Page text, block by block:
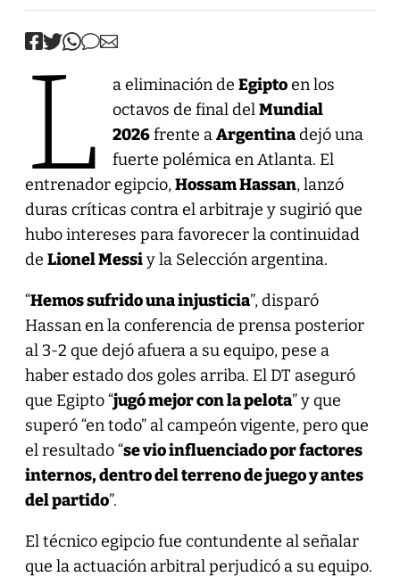
L a eliminación de Egiptoen los
octavos de final delMundial
2026frente aArgentinadejó una
fuerte polémica en Atlanta. El
entrenador egipcio,Hossam Hassan, lanzó
duras críticas contra el arbitraje y sugirió que
hubo intereses para favorecer la continuidad
de Lionel Messiy la Selección argentina.
“Hemos sufrido una injusticia”, disparó
Hassan en la conferencia de prensa posterior
al 3-2 que dejó afuera a su equipo, pese a
haber estado dos goles arriba. El DT aseguró
que Egipto “jugó mejor con la pelota” y que
superó “en todo” al campeón vigente, pero que
el resultado “se vio influenciado por factores
internos, dentro del terreno de juego y antes
del partido”.
El técnico egipcio fue contundente al señalar
que la actuación arbitral perjudicó a su equipo.